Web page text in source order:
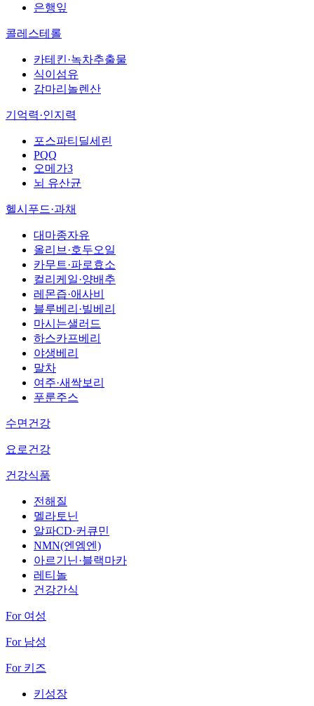
은행잎
콜레스테롤
카테킨·녹차추출물
식이섬유
감마리놀렌산
기억력·인지력
포스파티딜세린
PQQ
오메가3
뇌 유산균
헬시푸드·과채
대마종자유
올리브·호두오일
카무트·파로효소
컬리케일·양배추
레몬즙·애사비
블루베리·빌베리
마시는샐러드
하스카프베리
야생베리
말차
여주·새싹보리
푸룬주스
수면건강
요로건강
건강식품
전해질
멜라토닌
알파CD·커큐민
NMN(엔엠엔)
아르기닌·블랙마카
레티놀
건강간식
For 여성
For 남성
For 키즈
키성장